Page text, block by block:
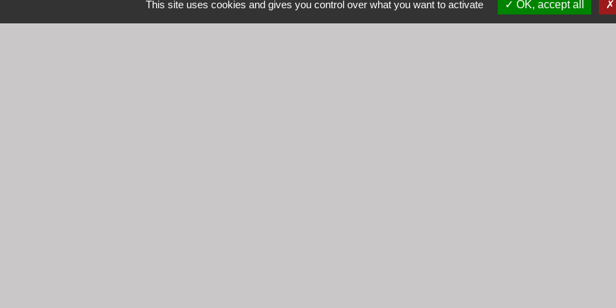
Mardi : 8h30 - 12h00
This site uses cookies and gives you control over what you want to activate OK, accept all